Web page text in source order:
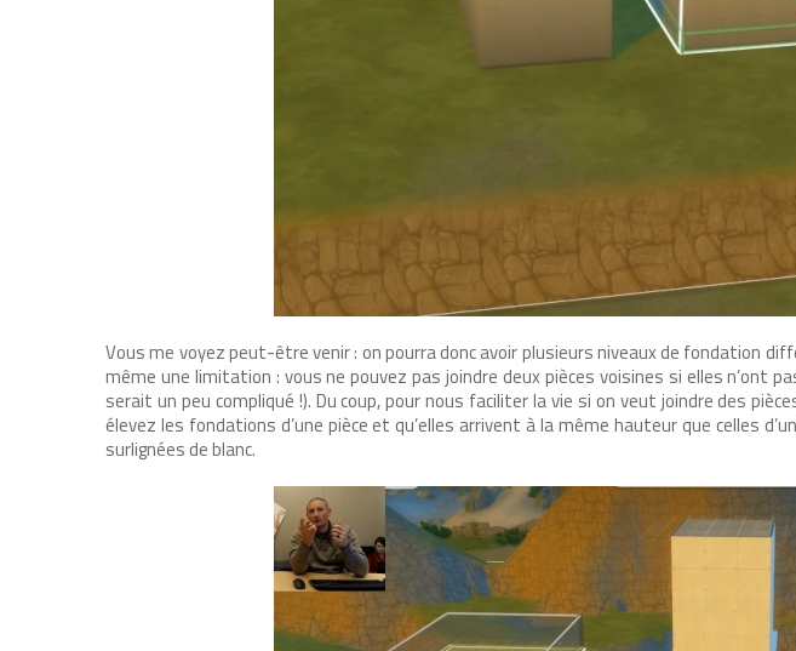
Vous me voyez peut-être venir : on pourra donc avoir plusieurs niveaux de fondation
même une limitation : vous ne pouvez pas joindre deux pièces voisines si elles n’ont
serait un peu compliqué !). Du coup, pour nous faciliter la vie si on veut joindre des
élevez les fondations d’une pièce et qu’elles arrivent à la même hauteur que celles
surlignées de blanc.